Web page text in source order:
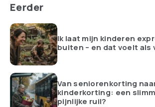
Eerder
Ik laat mijn kinderen
buiten – en dat voelt als
Van seniorenkorting
kinderkorting: een
pijnlijke ruil?